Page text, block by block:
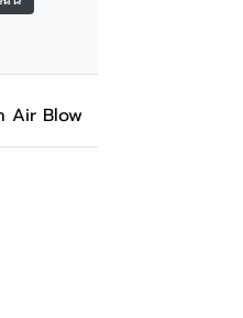
Air Blow